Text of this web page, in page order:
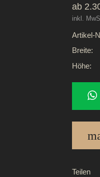
ab
inkl.
Artikel-
Breite:
Höhe:
Teilen